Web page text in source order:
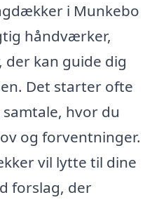
i Munkebo
håndværker,
der kan guide dig
Det starter ofte
hvor du
og forventninger.
vil lytte til dine
forslag, der